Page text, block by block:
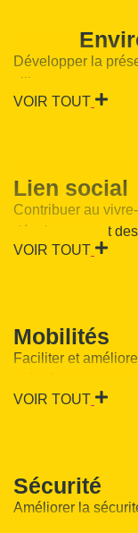
Développer la
ville ;
VOIR TOUT
Lien social
Contribuer au
développement
VOIR TOUT
Mobilités
Faciliter et
VOIR TOUT
Sécurité
Améliorer la